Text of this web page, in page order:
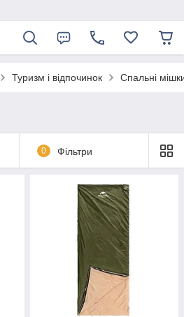
Туризм і відпочинок Спальні
0 Фільтри